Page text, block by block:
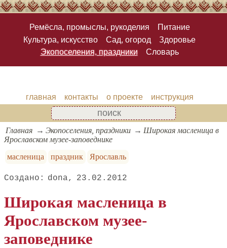
Ремёсла, промыслы, рукоделия
Питание
Культура, искусство
Сад, огород
Здоровье
Экопоселения, праздники
Словарь
главная контакты о проекте инструкция
Главная Экопоселения, праздники
Широкая масленица в
Ярославском музее-заповеднике
масленица
праздник Ярославль
dona 23.02.2012
Широкая масленица в
Ярославском музее-
заповеднике